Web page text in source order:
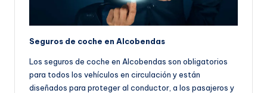
Seguros de coche en Alcobendas
Los seguros de coche en Alcobendas son obligatorios
para todos los vehículos en circulación y están
diseñados para proteger al conductor, a los pasajeros y